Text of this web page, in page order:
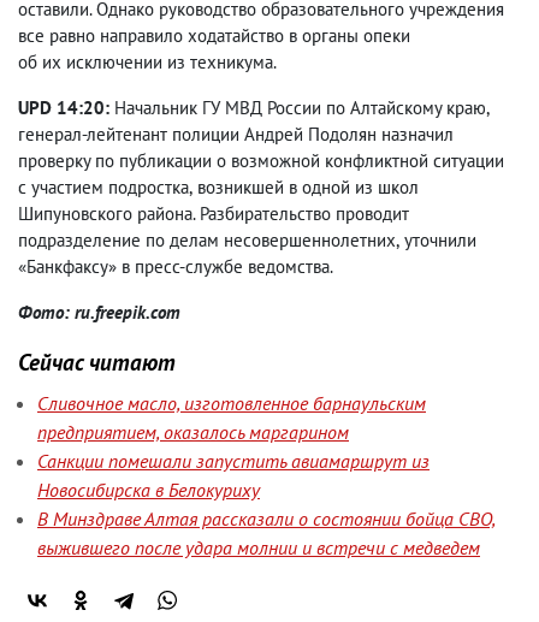
оставили. Однако руководство образовательного учреждения
все равно направило ходатайство в органы опеки
об их исключении из техникума.
UPD 14:20: Начальник ГУ МВД России по Алтайскому краю,
генерал-лейтенант полиции Андрей Подолян назначил
проверку по публикации о возможной конфликтной ситуации
с участием подростка, возникшей в одной из школ
Шипуновского района. Разбирательство проводит
подразделение по делам несовершеннолетних, уточнили
«Банкфаксу» в пресс-службе ведомства.
Фото: ru.freepik.com
Сейчас читают
Сливочное масло, изготовленное барнаульским
предприятием, оказалось маргарином
Санкции помешали запустить авиамаршрут из
Новосибирска в Белокуриху
В Минздраве Алтая рассказали о состоянии бойца СВО,
выжившего после удара молнии и встречи с медведем